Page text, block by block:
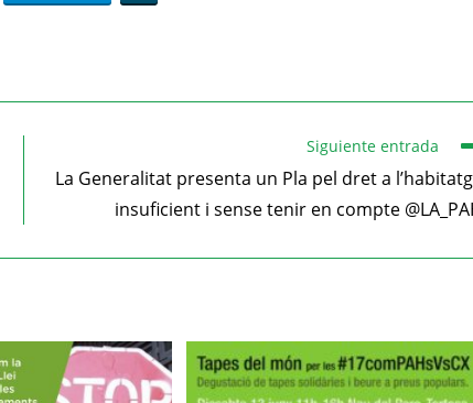
Siguiente entrada
La Generalitat presenta un Pla pel dret a
insuficient i sense tenir en compte